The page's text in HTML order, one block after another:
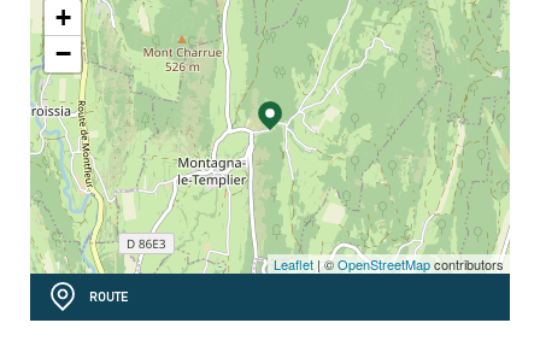
+
−
Leaflet| ©OpenStreetMapcontributors
ROUTE